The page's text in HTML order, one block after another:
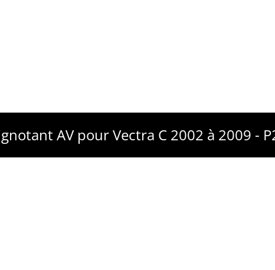
AV pour Vectra C 2002 à 2009 -